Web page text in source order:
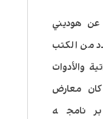
عن هوديني
من الكتب
والأدوات
معارض
برنامجه